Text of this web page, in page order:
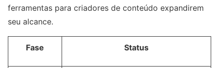
ferramentas para criadores de conteúdo expandirem
seu alcance.
Fase Status